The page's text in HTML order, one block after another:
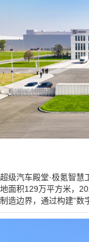
超级汽车殿堂·极氪智慧工厂 极氪智慧工厂于2018年底开始打
地面积129万平方米，
制造边界，通过构建“数
技术，以数字李生驱动…